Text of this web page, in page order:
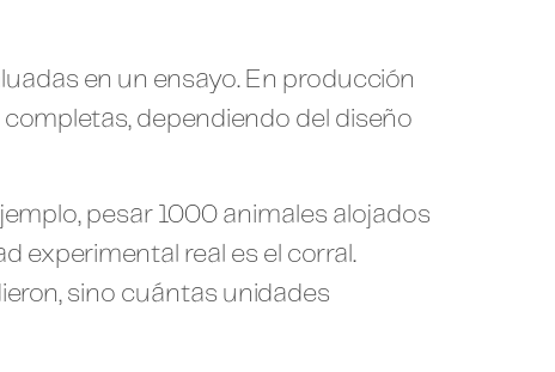
en un ensayo. En producción
dependiendo del diseño
pesar 1000 animales alojados
experimental real es el corral.
sino cuántas unidades